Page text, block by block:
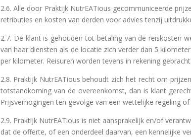
2.6. Alle door Praktijk NutrEATious gecommuniceerde
retributies en kosten van derden voor advies tenzij
2.7. De klant is gehouden tot betaling van de reiskosten
van haar diensten als de locatie zich verder dan 5
per kilometer. Reisuren worden tevens in rekening gebracht.
2.8. Praktijk NutrEATious behoudt zich het recht om
totstandkoming van de overeenkomst, dan is klant
Prijsverhogingen ten gevolge van een wettelijke regeling
2.9. Praktijk NutrEATious is niet aansprakelijk en/of
dat de offerte, of een onderdeel daarvan, een kennelijke